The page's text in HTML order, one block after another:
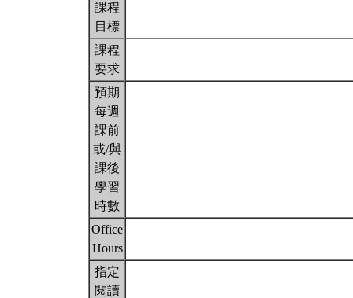
課程
目標
課程
要求
預期
每週
課前
或/與
課後
學習
時數
Office
Hours
指定
閱讀